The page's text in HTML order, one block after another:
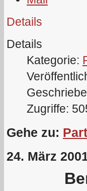
Details
Details
Kategorie:
Zugriffe:
Gehe zu:
24. März